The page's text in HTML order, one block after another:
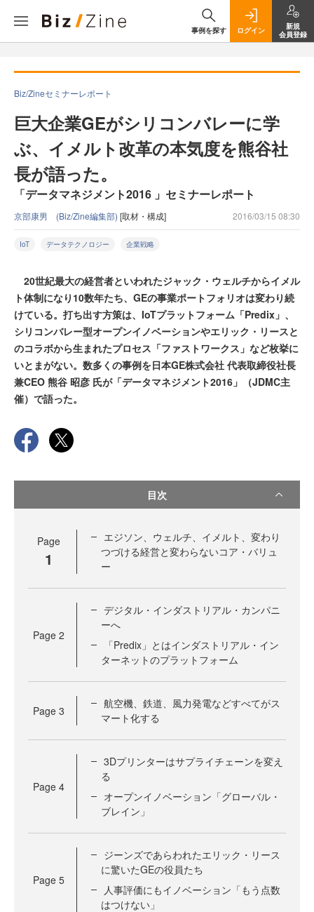
事例を探す ログイン
新規
会員登録
Biz/Zineセミナーレポート
巨大企業GEがシリコンバレーに学
ぶ、イメルト改革の本気度を熊谷社
長が語った。
「データマネジメント2016 」セミナーレポート
京部康男 (Biz/Zine編集部) [取材・構成] 2016/03/15 08:30
IoT データテクノロジー 企業戦略
20世紀最大の経営者といわれたジャック・ウェルチからイメル
ト体制になり10数年たち、GEの事業ポートフォリオは変わり続
けている。打ち出す方策は、IoTプラットフォーム「Predix」、
シリコンバレー型オープンイノベーションやエリック・リースと
のコラボから生まれたプロセス「ファストワークス」など枚挙に
いとまがない。数多くの事例を日本GE株式会社 代表取締役社長
兼CEO 熊谷 昭彦 氏が「データマネジメント2016」（JDMC主
催）で語った。
目次
Page
1
エジソン、ウェルチ、イメルト、変わり
つづける経営と変わらないコア・バリュ
ー
Page 2
デジタル・インダストリアル・カンパニ
ーへ
「Predix」とはインダストリアル・イン
ターネットのプラットフォーム
Page 3
航空機、鉄道、風力発電などすべてがス
マート化する
Page 4
3Dプリンターはサプライチェーンを変え
る
オープンイノベーション「グローバル・
ブレイン」
Page 5
ジーンズであらわれたエリック・リース
に驚いたGEの役員たち
人事評価にもイノベーション「もう点数
はつけない」